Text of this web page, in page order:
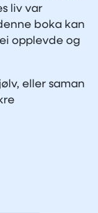
liv var
boka kan
opplevde og
eller saman